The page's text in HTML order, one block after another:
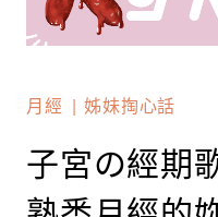
月經 姊妹掏心話
子宮の經期